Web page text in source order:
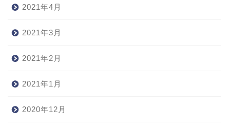
2021年4月
2021年3月
2021年2月
2021年1月
2020年12月